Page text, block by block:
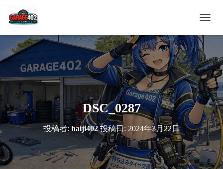
ビ
ー
シ
ョ
ン
を
切
り
替
え
DSC_0287
投稿者: haiji402投稿日: 2024年3月22日